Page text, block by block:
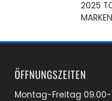
2025
ÖFFNUNGSZEITEN
Montag-Freitag 09.00-